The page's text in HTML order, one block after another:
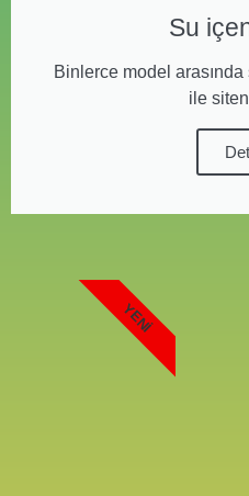
Su
Binlerce model arasında
ile
YENI